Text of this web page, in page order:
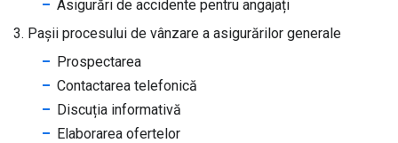
Asigurări de accidente pentru angajați
3. Pașii procesului de vânzare a asigurărilor generale
Prospectarea
Contactarea telefonică
Discuția informativă
Elaborarea ofertelor